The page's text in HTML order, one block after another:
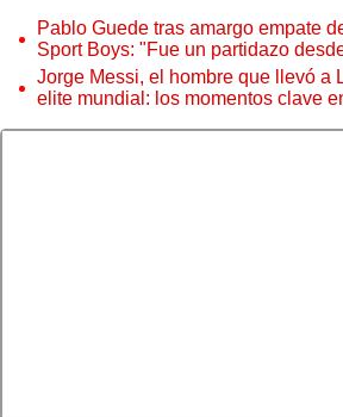
Pablo Guede tras amargo empate
Sport Boys: "Fue un partidazo
jugamos bien"
Jorge Messi, el hombre que llevó a
elite mundial: los momentos clave